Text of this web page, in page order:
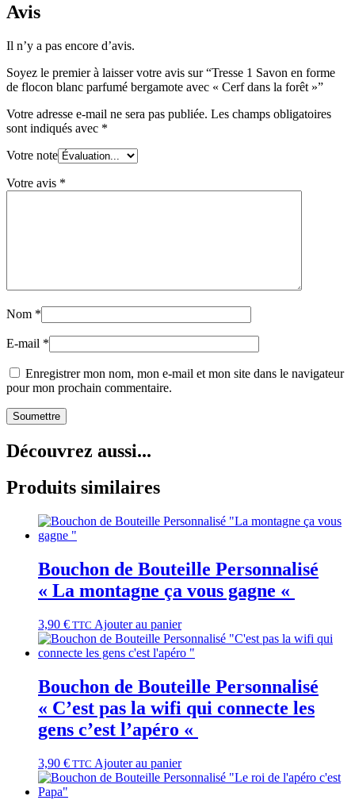
Avis
Il n’y a pas encore d’avis.
Soyez le premier à laisser votre avis sur “Tresse 1 Savon en forme
de flocon blanc parfumé bergamote avec « Cerf dans la forêt »”
Votre adresse e-mail ne sera pas publiée. Les champs obligatoires
sont indiqués avec *
Votre note
Votre avis *
Nom *
E-mail *
Enregistrer mon nom, mon e-mail et mon site dans le navigateur
pour mon prochain commentaire.
Découvrez aussi...
Produits similaires
Bouchon de Bouteille Personnalisé
« La montagne ça vous gagne «
3,90 € TTC Ajouter au panier
Bouchon de Bouteille Personnalisé
« C’est pas la wifi qui connecte les
gens c’est l’apéro «
3,90 € TTC Ajouter au panier